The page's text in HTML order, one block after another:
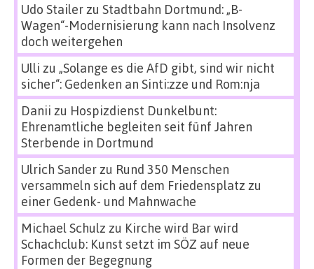
Udo Stailerzu Stadtbahn Dortmund: „B-
Wagen“-Modernisierung kann nach Insolvenz
doch weitergehen
Ulli zu „Solange es die AfD gibt, sind wir nicht
sicher“: Gedenken an Sinti:zze und Rom:nja
Danii zu Hospizdienst Dunkelbunt:
Ehrenamtliche begleiten seit fünf Jahren
Sterbende in Dortmund
Ulrich Sanderzu Rund 350 Menschen
versammeln sich auf dem Friedensplatz zu
einer Gedenk- und Mahnwache
Michael Schulz zu Kirche wird Bar wird
Schachclub: Kunst setzt im SÖZ auf neue
Formen der Begegnung